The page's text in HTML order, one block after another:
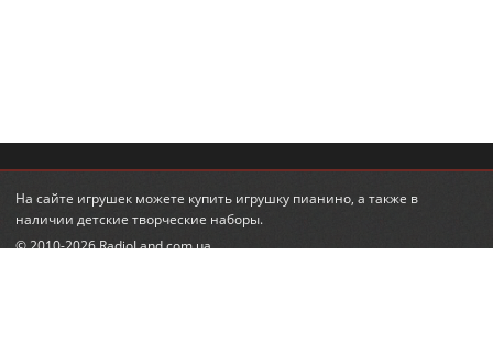
На сайте игрушек можете купить игрушку пианино, а также в
наличии детские творческие наборы.
© 2010-2026 RadioLand.com.ua